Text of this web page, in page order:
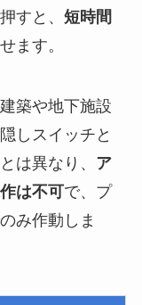
すと、 短時間
ます。
築や地下施設
しスイッチと
は異なり、 ア
は不可で、プ
み作動しま